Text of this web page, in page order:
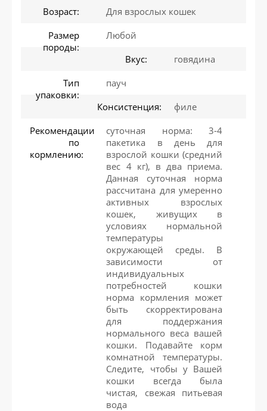
Возраст:
Для взрослых кошек
Размер
породы:
Любой
Вкус:
говядина
Тип
упаковки:
пауч
Консистенция:
филе
Рекомендации
по
кормлению:
суточная норма: 3-4
пакетика в день для
взрослой кошки (средний
вес 4 кг), в два приема.
Данная суточная норма
рассчитана для умеренно
активных взрослых
кошек, живущих в
условиях нормальной
температуры
окружающей среды. В
зависимости от
индивидуальных
потребностей кошки
норма кормления может
быть скорректирована
для поддержания
нормального веса вашей
кошки. Подавайте корм
комнатной температуры.
Следите, чтобы у Вашей
кошки всегда была
чистая, свежая питьевая
вода